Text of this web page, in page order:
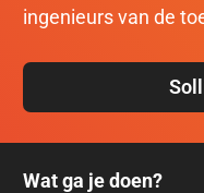
ingenieurs van de
Wat ga je doen?